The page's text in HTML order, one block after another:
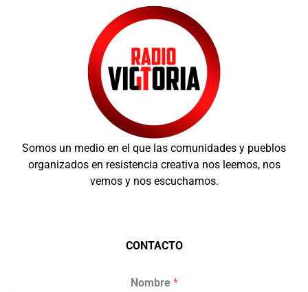
Somos un medio en el que las comunidades y pueblos
organizados en resistencia creativa nos leemos, nos
vemos y nos escuchamos.
CONTACTO
Nombre *